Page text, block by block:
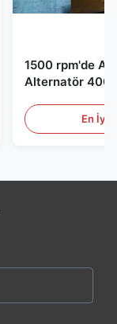
1500 rpm'de
Alternatör 400
En İyi